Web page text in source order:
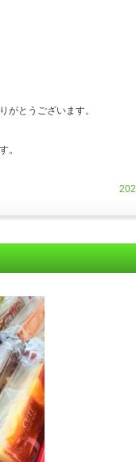
がとうございます。
。